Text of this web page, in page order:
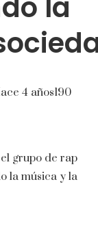
4 años190
grupo de rap
la música y la